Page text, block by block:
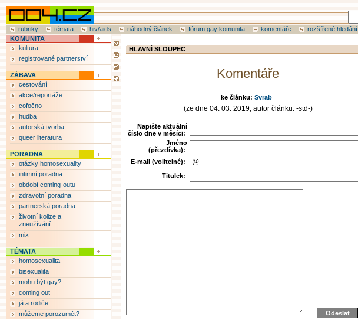
rubriky témata hiv/aids náhodný článek fórum gay komunita komentáře rozšířené hledání
HLAVNÍ SLOUPEC
Komentáře
ke článku: Svrab
(ze dne 04. 03. 2019, autor článku: -std-)
Napište aktuální
číslo dne v měsíci:
Jméno
(přezdívka):
E-mail (volitelné):
Titulek:
KOMUNITA
kultura
registrované partnerství
ZÁBAVA
cestování
akce/reportáže
cofočno
hudba
autorská tvorba
queer literatura
PORADNA
otázky homosexuality
intimní poradna
období coming-outu
zdravotní poradna
partnerská poradna
životní kolize a
zneužívání
mix
TÉMATA
homosexualita
bisexualita
mohu být gay?
coming out
já a rodiče
můžeme porozumět?